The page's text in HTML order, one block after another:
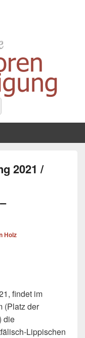
der Gymnasien in
2021 /
Holz
findet im
(Platz der
die
Lippischen